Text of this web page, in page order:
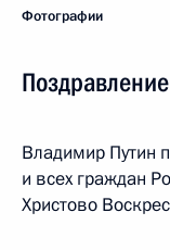
Фотографии
Владимир Путин
и всех граждан
Христово